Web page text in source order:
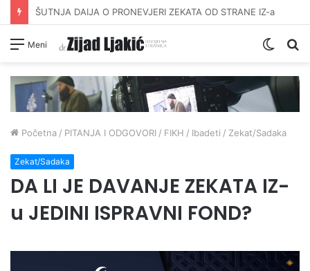
DAVANJE ZEKATA OFRLJE
Meni
Switch
Početna / PITANJA I ODGOVORI / FIKH / Ibadeti / Zekat/Sadaka
Zekat/Sadaka
DA LI JE DAVANJE ZEKATA IZ-
u JEDINI ISPRAVNI FOND?